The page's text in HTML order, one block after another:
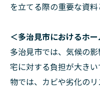
を立てる際の重要な資料
＜多治見市におけるホ
多治見市では、気候の
宅に対する負担が大き
物では、カビや劣化のリ